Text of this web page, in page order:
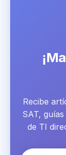
Recibe
SAT,
de TI